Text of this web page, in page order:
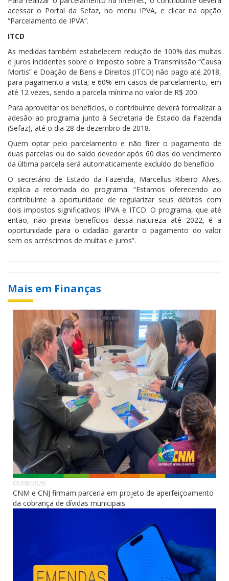
acessar o Portal da Sefaz, no menu IPVA, e clicar na opção
“Parcelamento de IPVA”.
ITCD
As medidas também estabelecem redução de 100% das multas
e juros incidentes sobre o Imposto sobre a Transmissão “Causa
Mortis” e Doação de Bens e Direitos (ITCD) não pago até 2018,
para pagamento a vista; e 60% em casos de parcelamento, em
até 12 vezes, sendo a parcela mínima no valor de R$ 200.
Para aproveitar os benefícios, o contribuinte deverá formalizar a
adesão ao programa junto à Secretaria de Estado da Fazenda
(Sefaz), até o dia 28 de dezembro de 2018.
Quem optar pelo parcelamento e não fizer o pagamento de
duas parcelas ou do saldo devedor após 60 dias do vencimento
da última parcela será automaticamente excluído do benefício.
O secretário de Estado da Fazenda, Marcellus Ribeiro Alves,
explica a retomada do programa: “Estamos oferecendo ao
contribuinte a oportunidade de regularizar seus débitos com
dois impostos significativos: IPVA e ITCD. O programa, que até
então, não previa benefícios dessa natureza até 2022, é a
oportunidade para o cidadão garantir o pagamento do valor
sem os acréscimos de multas e juros”.
Mais em Finanças
05/08/2026
CNM e CNJ firmam parceria em projeto de aperfeiçoamento
da cobrança de dívidas municipais